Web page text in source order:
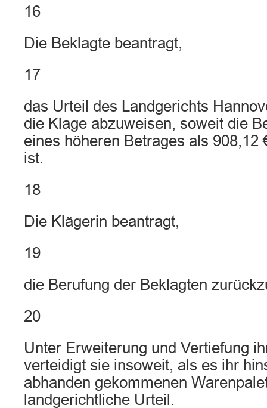
16
Die Beklagte beantragt,
17
das Urteil des Landgerichts
die Klage abzuweisen, soweit die
eines höheren Betrages als 908,12
ist.
18
Die Klägerin beantragt,
19
die Berufung der Beklagten
20
Unter Erweiterung und Vertiefung
verteidigt sie insoweit, als es ihr
abhanden gekommenen
landgerichtliche Urteil.